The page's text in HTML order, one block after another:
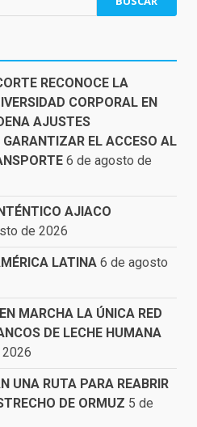
RECONOCE LA
CORPORAL EN
AJUSTES
EL ACCESO AL
6 de agosto de
AJIACO
de 2026
LATINA 6 de agosto
MARCHA LA ÚNICA RED
DE LECHE HUMANA
UNA RUTA PARA REABRIR
DE ORMUZ 5 de